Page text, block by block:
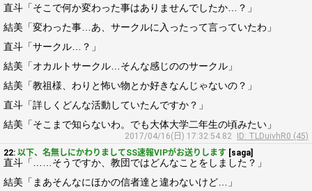
直斗「そこで何か変わった事はありませんでしたか…？」
結美「変わった事…あ、サークルに入ったって言っていたわ」
直斗「サークル…？」
結美「オカルトサークル…そんな感じののサークル」
結美「教祖様、わりと怖い物とか好きなんじゃないの？」
直斗「詳しくどんな活動していたんですか？」
結美「そこまで知らないわ。でも大体大学二年生の頃みたい」
2017/04/16(日) 17:32:54.82
ID: TLDuivhR0 (45)
22: 以下、名無しにかわりましてSS速報VIPがお送りします [saga]
直斗「……そうですか、教団ではどんなことをしました？」
結美「まあそんなにほかの信者達と違わないけど…」